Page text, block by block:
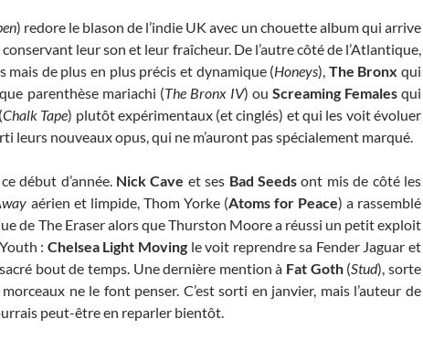
) redore le blason de l’indie UK avec un chouette album qui arrive
leur son et leur fraîcheur. De l’autre côté de l’Atlantique,
mais de plus en plus précis et dynamique (Honeys), The Bronx qui
parenthèse mariachi (The Bronx IV) ou Screaming Femalesqui
Chalk Tape) plutôt expérimentaux (et cinglés) et qui les voit évoluer
leurs nouveaux opus, qui ne m’auront pas spécialement marqué.
début d’année. Nick Cave et ses Bad Seeds ont mis de côté les
aérien et limpide, Thom Yorke (Atoms for Peace) a rassemblé
de The Eraser alors que Thurston Moore a réussi un petit exploit
: Chelsea Light Moving le voit reprendre sa Fender Jaguar et
bout de temps. Une dernière mention à Fat Goth(Stud), sorte
ne le font penser. C’est sorti en janvier, mais l’auteur de
peut-être en reparler bientôt.